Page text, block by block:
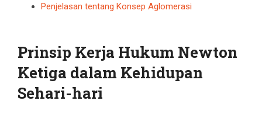
Penjelasan tentang Konsep Aglomerasi
Prinsip Kerja Hukum Newton
Ketiga dalam Kehidupan
Sehari-hari